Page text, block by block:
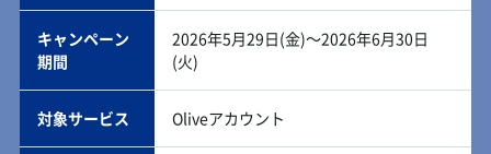
キャンペーン
期間
2026年5月29日(金)～2026年6月30日
(火)
対象サービス Oliveアカウント